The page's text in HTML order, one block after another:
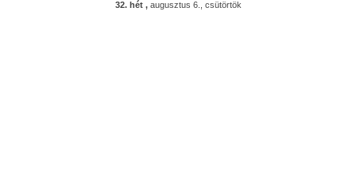
32. hét ,augusztus 6., csütörtök